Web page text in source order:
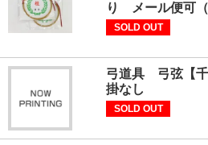
り メール便可（
SOLD OUT
弓道具 弓弦【
掛なし
SOLD OUT